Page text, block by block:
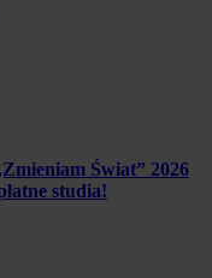
Świat” 2026
studia!